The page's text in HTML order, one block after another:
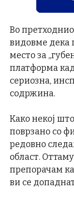
Во
видовме дека
место за
платформа
сериозна,
содржина.
Како некој
поврзано со
редовно
област.
препорачам
ви се